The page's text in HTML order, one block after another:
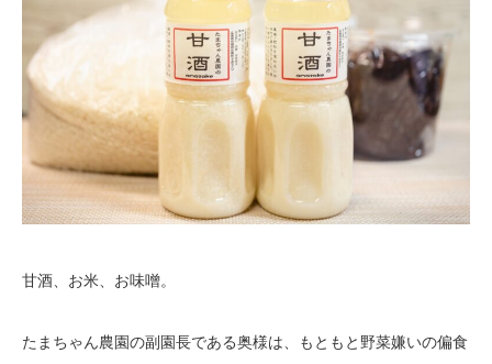
甘酒、お米、お味噌。
たまちゃん農園の副園長である奥様は、もともと野菜嫌いの偏食